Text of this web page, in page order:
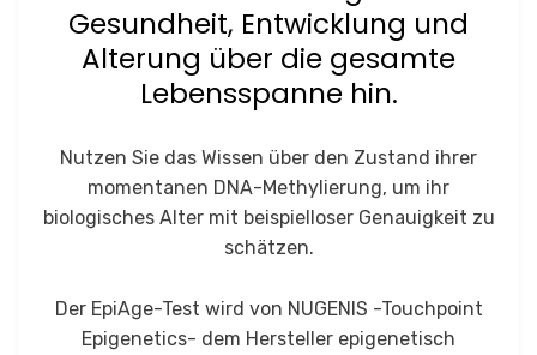
Gesundheit, Entwicklung und
Alterung über die gesamte
Lebensspanne hin.
Nutzen Sie das Wissen über den Zustand ihrer
momentanen DNA-Methylierung, um ihr
biologisches Alter mit beispielloser Genauigkeit zu
schätzen.
Der EpiAge-Test wird von NUGENIS -Touchpoint
Epigenetics- dem Hersteller epigenetisch